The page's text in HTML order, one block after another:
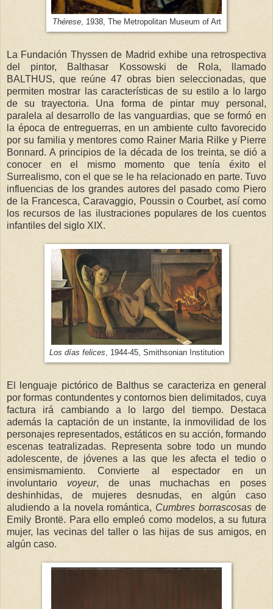
Thérese, 1938, The Metropolitan Museum of Art
La Fundación Thyssen de Madrid exhibe una retrospectiva
del pintor, Balthasar Kossowski de Rola, llamado
BALTHUS, que reúne 47 obras bien seleccionadas, que
permiten mostrar las características de su estilo a lo largo
de su trayectoria. Una forma de pintar muy personal,
paralela al desarrollo de las vanguardias, que se formó en
la época de entreguerras, en un ambiente culto favorecido
por su familia y mentores como Rainer Maria Rilke y Pierre
Bonnard. A principios de la década de los treinta, se dió a
conocer en el mismo momento que tenía éxito el
Surrealismo, con el que se le ha relacionado en parte. Tuvo
influencias de los grandes autores del pasado como Piero
de la Francesca, Caravaggio, Poussin o Courbet, así como
los recursos de las ilustraciones populares de los cuentos
infantiles del siglo XIX.
Los días felices, 1944-45, Smithsonian Institution
El lenguaje pictórico de Balthus se caracteriza en general
por formas contundentes y contornos bien delimitados, cuya
factura irá cambiando a lo largo del tiempo. Destaca
además la captación de un instante, la inmovilidad de los
personajes representados, estáticos en su acción, formando
escenas teatralizadas. Representa sobre todo un mundo
adolescente, de jóvenes a las que les afecta el tedio o
ensimismamiento. Convierte al espectador en un
involuntario voyeur, de unas muchachas en poses
deshinhidas, de mujeres desnudas, en algún caso
aludiendo a la novela romántica, Cumbres borrascosasde
Emily Brontë. Para ello empleó como modelos, a su futura
mujer, las vecinas del taller o las hijas de sus amigos, en
algún caso.